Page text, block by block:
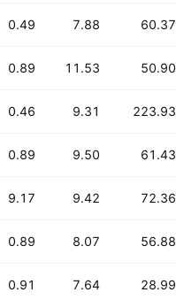
0.49 7.88 60.37
0.89 11.53 50.90
0.46 9.31 223.93
0.89 9.50 61.43
9.17 9.42 72.36
0.89 8.07 56.88
0.91 7.64 28.99